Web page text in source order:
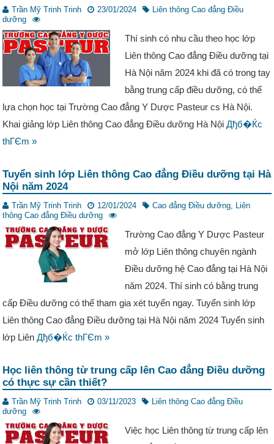
Trần Mỹ Trinh Trinh 23/01/2024
Liên thông Cao đẳng Điều
dưỡng
Thí sinh có nhu cầu theo học lớp
Liên thông Cao đẳng Điều dưỡng tại
Hà Nội năm 2024 khi đã có trong tay
bằng trung cấp điều dưỡng, có thể
lựa chọn học tại Trường Cao đẳng Y Dược Pasteur cs Hà Nội.
Khai giảng lớp Liên thông Cao đẳng Điều dưỡng Hà NộiДђб�Ќc
thГЄm »
Tuyển sinh lớp Liên thông Cao đẳng Điều dưỡng tại Hà
Nội năm 2024
Trần Mỹ Trinh Trinh 12/01/2024 Cao đẳng Điều dưỡng
Liên
thông Cao đẳng Điều dưỡng
Trường Cao đẳng Y Dược Pasteur
mở lớp Liên thông chuyên ngành
Điều dưỡng hệ Cao đẳng tại Hà Nội
năm 2024. Thí sinh có bằng trung
cấp Điều dưỡng có thể tham gia xét tuyển ngay. Tuyển sinh lớp
Liên thông Cao đẳng Điều dưỡng tại Hà Nội năm 2024 Tuyển sinh
lớp LiênДђб�Ќc thГЄm »
Học liên thông từ trung cấp lên Cao đẳng Điều dưỡng
có thực sự cần thiết?
Trần Mỹ Trinh Trinh 03/11/2023
Liên thông Cao đẳng Điều
dưỡng
Việc học Liên thông từ trung cấp lên